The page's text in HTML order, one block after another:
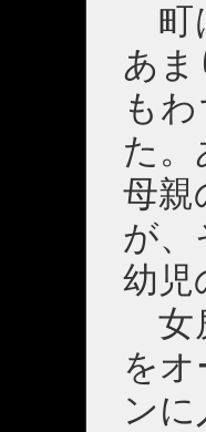
町
あま
も
た。
母親
が、
幼児
女
をオ
ン